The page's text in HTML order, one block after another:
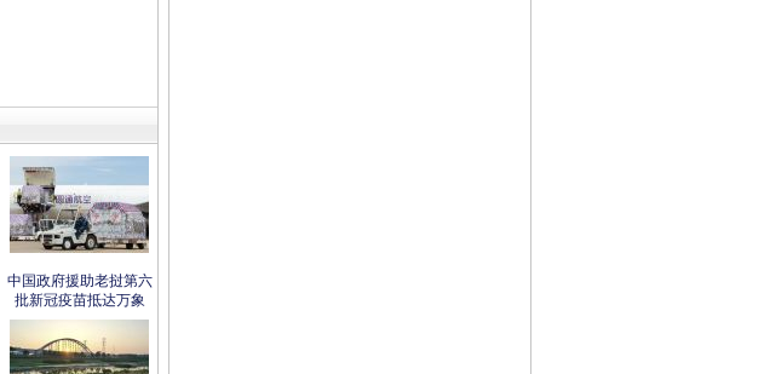
中国政府援助老挝第六
批新冠疫苗抵达万象